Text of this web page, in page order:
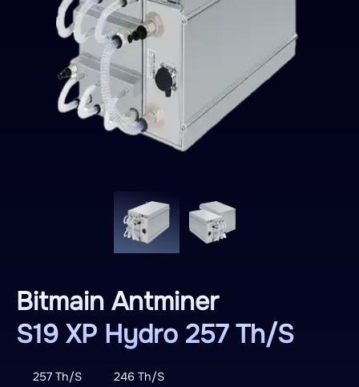
Bitmain Antminer
S19 XP Hydro 257 Th/S
257 Th/S 246 Th/S